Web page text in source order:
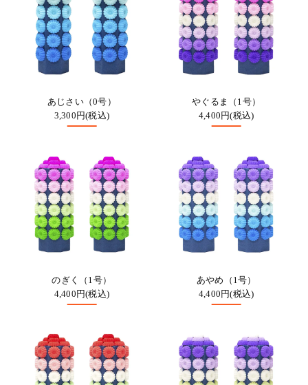
あじさい（0号）
3,300円(税込)
やぐるま（1号）
4,400円(税込)
のぎく（1号）
4,400円(税込)
あやめ（1号）
4,400円(税込)